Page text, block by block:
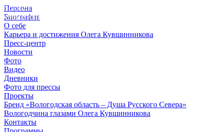
Персона
Биография
О себе
Карьера и достижения Олега Кувшинникова
Пресс-центр
Новости
Фото
Видео
Дневники
Фото для прессы
Проекты
Бренд «Вологодская область – Душа Русского Севера»
Вологодчина глазами Олега Кувшинникова
Контакты
© 2012 - 2023,
КУВШИННИКОВ О.А.